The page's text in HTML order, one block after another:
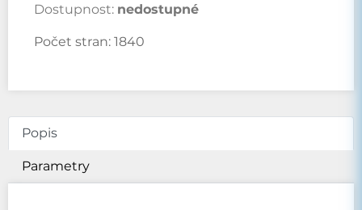
Dostupnost: nedostupné
Počet stran: 1840
Popis
Parametry